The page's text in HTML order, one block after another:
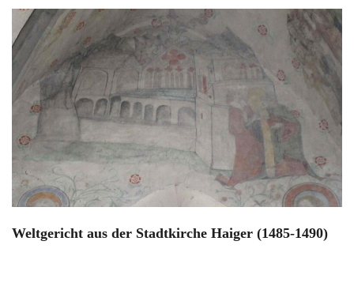
Weltgericht aus der Stadtkirche Haiger (1485-1490)